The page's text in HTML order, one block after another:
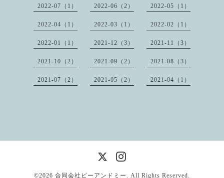
2022-07（1） 2022-06（2） 2022-05（1）
2022-04（1） 2022-03（1） 2022-02（1）
2022-01（1） 2021-12（3） 2021-11（3）
2021-10（2） 2021-09（2） 2021-08（3）
2021-07（2） 2021-05（2） 2021-04（1）
©2026 合同会社ピーアンドミー . All Rights Reserved.